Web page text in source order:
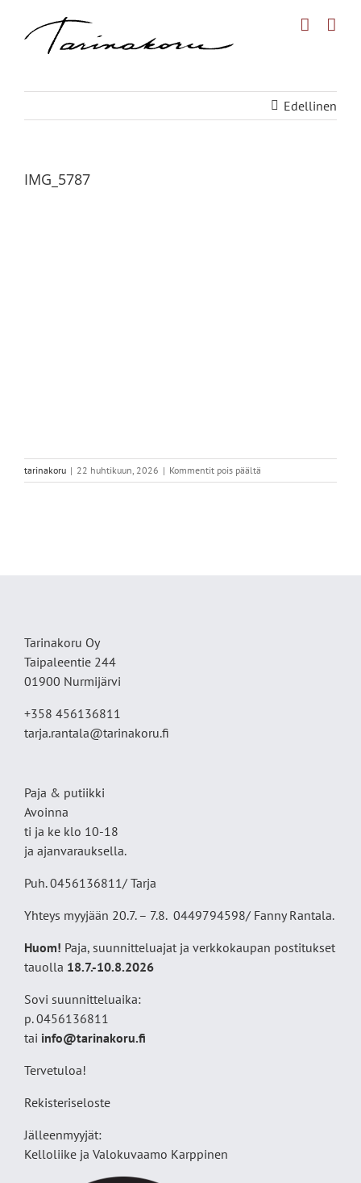
Edellinen
IMG_5787
tarinakoru | 22 huhtikuun, 2026 | Kommentit pois päältä
IMG_5787
Tarinakoru Oy
Taipaleentie 244
01900 Nurmijärvi
+358 456136811
tarja.rantala@tarinakoru.fi
Paja & putiikki
Avoinna
ti ja ke klo 10-18
ja ajanvarauksella.
Puh. 0456136811/ Tarja
Yhteys myyjään 20.7. – 7.8. 0449794598/ Fanny Rantala.
Huom! Paja, suunnitteluajat ja verkkokaupan postitukset
tauolla 18.7.-10.8.2026
Sovi suunnitteluaika:
p. 0456136811
tai info@tarinakoru.fi
Tervetuloa!
Rekisteriseloste
Jälleenmyyjät:
Kelloliike ja Valokuvaamo Karppinen